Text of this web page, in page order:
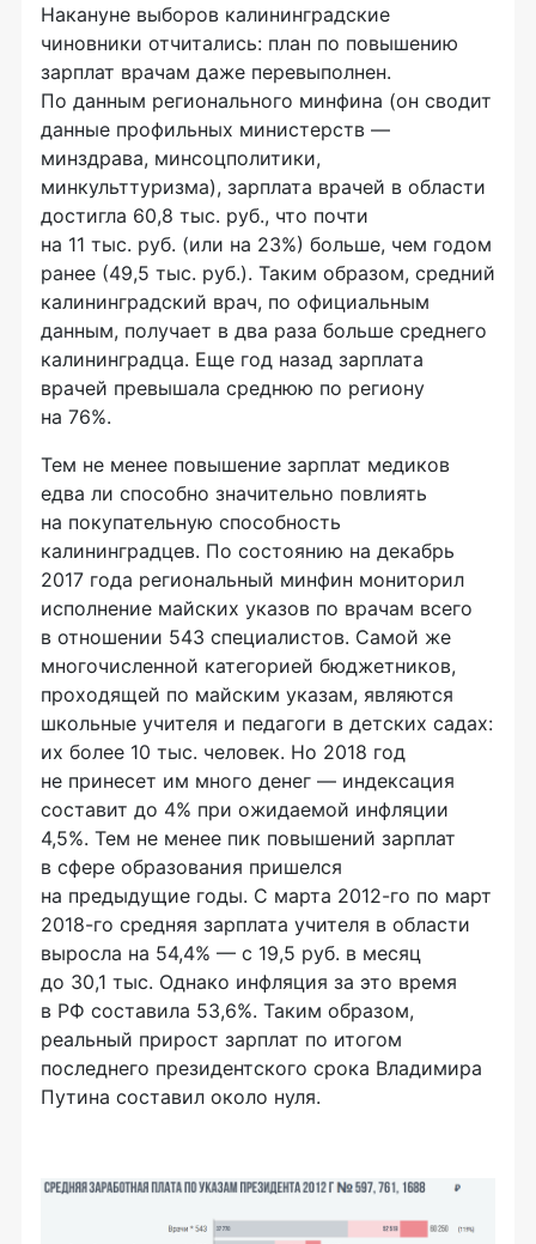
Накануне выборов калининградские
чиновники отчитались: план по повышению
зарплат врачам даже перевыполнен.
По данным регионального минфина (он сводит
данные профильных министерств —
минздрава, минсоцполитики,
минкульттуризма), зарплата врачей в области
достигла 60,8 тыс. руб., что почти
на 11 тыс. руб. (или на 23%) больше, чем годом
ранее (49,5 тыс. руб.). Таким образом, средний
калининградский врач, по официальным
данным, получает в два раза больше среднего
калининградца. Еще год назад зарплата
врачей превышала среднюю по региону
на 76%.
Тем не менее повышение зарплат медиков
едва ли способно значительно повлиять
на покупательную способность
калининградцев. По состоянию на декабрь
2017 года региональный минфин мониторил
исполнение майских указов по врачам всего
в отношении 543 специалистов. Самой же
многочисленной категорией бюджетников,
проходящей по майским указам, являются
школьные учителя и педагоги в детских садах:
их более 10 тыс. человек. Но 2018 год
не принесет им много денег — индексация
составит до 4% при ожидаемой инфляции
4,5%. Тем не менее пик повышений зарплат
в сфере образования пришелся
на предыдущие годы. С марта 2012-го по март
2018-го средняя зарплата учителя в области
выросла на 54,4% — с 19,5 руб. в месяц
до 30,1 тыс. Однако инфляция за это время
в РФ составила 53,6%. Таким образом,
реальный прирост зарплат по итогом
последнего президентского срока Владимира
Путина составил около нуля.